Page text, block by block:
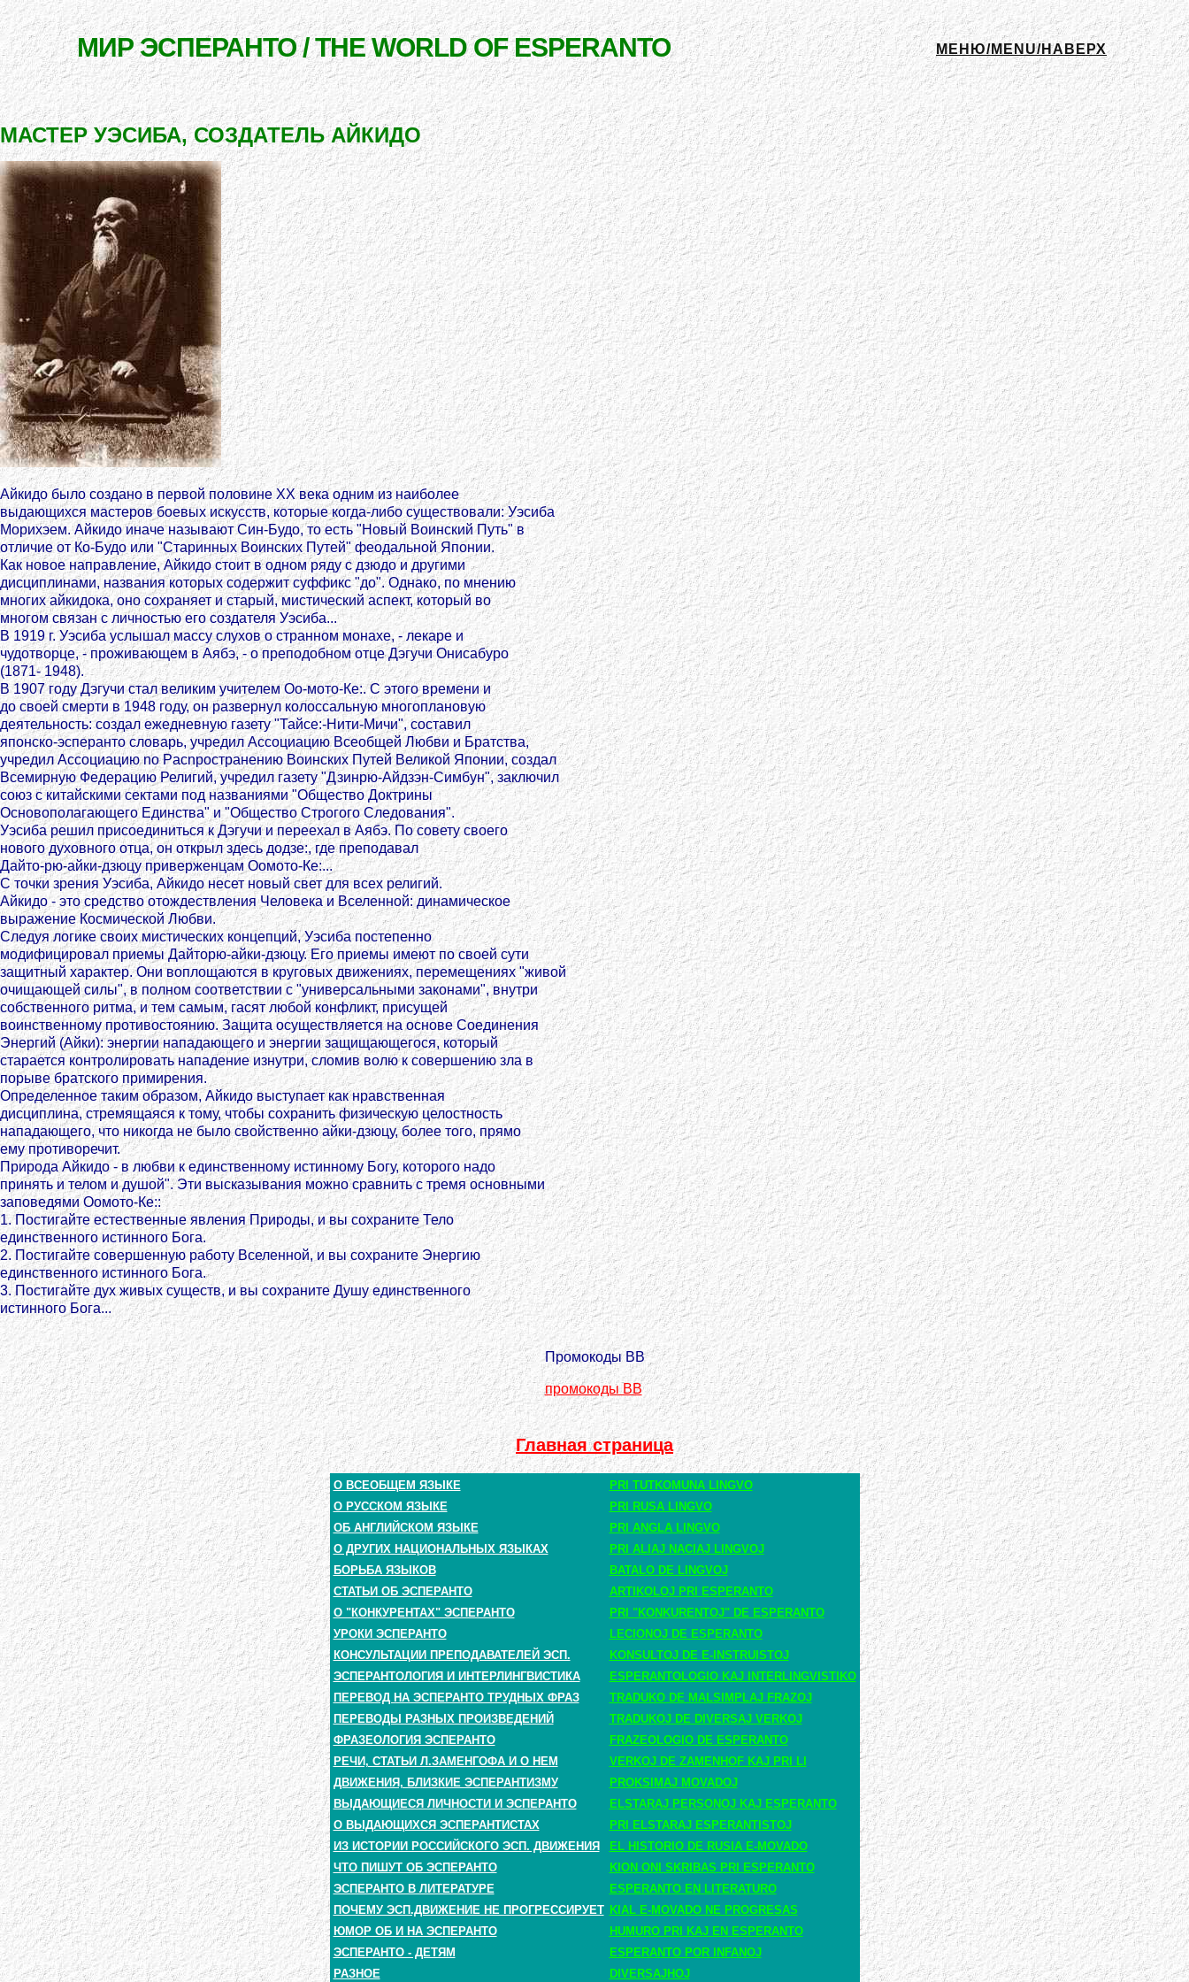
МИР ЭСПЕРАНТО / THE WORLD OF ESPERANTO МЕНЮ/MENU/НАВЕРХ
МАСТЕР УЭСИБА, СОЗДАТЕЛЬ АЙКИДО
Айкидо было создано в первой половине XX века одним из наиболее
выдающихся мастеров боевых искусств, которые когда-либо существовали: Уэсиба
Морихэем. Айкидо иначе называют Син-Будо, то есть "Новый Воинский Путь" в
отличие от Ко-Будо или "Старинных Воинских Путей" феодальной Японии.
Как новое направление, Айкидо стоит в одном ряду с дзюдо и другими
дисциплинами, названия которых содержит суффикс "до". Однако, по мнению
многих айкидока, оно сохраняет и старый, мистический аспект, который во
многом связан с личностью его создателя Уэсиба...
В 1919 г. Уэсиба услышал массу слухов о странном монахе, - лекаре и
чудотворце, - проживающем в Аябэ, - о преподобном отце Дэгучи Онисабуро
(1871- 1948).
В 1907 году Дэгучи стал великим учителем Оо-мото-Кe:. С этого времени и
до своей смерти в 1948 году, он развернул колоссальную многоплановую
деятельность: создал ежедневную газету "Тайсe:-Нити-Мичи", составил
японско-эсперанто словарь, учредил Ассоциацию Всеобщей Любви и Братства,
учредил Ассоциацию no Pacnpocтранению Воинских Путей Великой Японии, создал
Всемирную Федерацию Религий, учредил газету "Дзинрю-Айдзэн-Симбун", заключил
союз с китайскими сектами под названиями "Общество Доктрины
Основополагающего Единства" и "Общество Строгого Следования".
Уэсиба решил присоединиться к Дэгучи и переехал в Аябэ. По совету своего
нового духовного отца, он открыл здесь додзe:, где преподавал
Дайто-рю-айки-дзюцу приверженцам Оомото-Кe:...
С точки зрения Уэсиба, Айкидо несет новый свет для всех религий.
Айкидо - это средство отождествления Человека и Вселенной: динамическое
выражение Космической Любви.
Следуя логике своих мистических концепций, Уэсиба постепенно
модифицировал приемы Дайторю-айки-дзюцу. Его приемы имеют по своей сути
защитный характер. Они воплощаются в круговых движениях, перемещениях "живой
очищающей силы", в полном соответствии с "универсальными законами", внутри
собственного ритма, и тем самым, гасят любой конфликт, присущей
воинственному противостоянию. Защита осуществляется на основе Соединения
Энергий (Айки): энергии нападающего и энергии защищающегося, который
старается контролировать нападение изнутри, сломив волю к совершению зла в
порыве братского примирения.
Определенное таким образом, Айкидо выступает как нравственная
дисциплина, стремящаяся к тому, чтобы сохранить физическую целостность
нападающего, что никогда не было свойственно айки-дзюцу, более того, прямо
ему противоречит.
Природа Айкидо - в любви к единственному истинному Богу, которого надо
принять и телом и душой". Эти высказывания можно сравнить с тремя основными
заповедями Оомото-Кe::
1. Постигайте естественные явления Природы, и вы сохраните Тело
единственного истинного Бога.
2. Постигайте совершенную работу Вселенной, и вы сохраните Энергию
единственного истинного Бога.
3. Постигайте дух живых существ, и вы сохраните Душу единственного
истинного Бога...
Промокоды BB
промокоды BB
Главная страница
О ВСЕОБЩЕМ ЯЗЫКЕ
PRI TUTKOMUNA LINGVO
О РУССКОМ ЯЗЫКЕ
PRI RUSA LINGVO
ОБ АНГЛИЙСКОМ ЯЗЫКЕ
PRI ANGLA LINGVO
О ДРУГИХ НАЦИОНАЛЬНЫХ ЯЗЫКАХ
PRI ALIAJ NACIAJ LINGVOJ
БОРЬБА ЯЗЫКОВ
BATALO DE LINGVOJ
СТАТЬИ ОБ ЭСПЕРАНТО
ARTIKOLOJ PRI ESPERANTO
О "КОНКУРЕНТАХ" ЭСПЕРАНТО
PRI "KONKURENTOJ" DE ESPERANTO
УРОКИ ЭСПЕРАНТО
LECIONOJ DE ESPERANTO
КОНСУЛЬТАЦИИ ПРЕПОДАВАТЕЛЕЙ ЭСП.
KONSULTOJ DE E-INSTRUISTOJ
ЭСПЕРАНТОЛОГИЯ И ИНТЕРЛИНГВИСТИКА
ESPERANTOLOGIO KAJ INTERLINGVISTIKO
ПЕРЕВОД НА ЭСПЕРАНТО ТРУДНЫХ ФРАЗ
TRADUKO DE MALSIMPLAJ FRAZOJ
ПЕРЕВОДЫ РАЗНЫХ ПРОИЗВЕДЕНИЙ
TRADUKOJ DE DIVERSAJ VERKOJ
ФРАЗЕОЛОГИЯ ЭСПЕРАНТО
FRAZEOLOGIO DE ESPERANTO
РЕЧИ, СТАТЬИ Л.ЗАМЕНГОФА И О НЕМ
VERKOJ DE ZAMENHOF KAJ PRI LI
ДВИЖЕНИЯ, БЛИЗКИЕ ЭСПЕРАНТИЗМУ
PROKSIMAJ MOVADOJ
ВЫДАЮЩИЕСЯ ЛИЧНОСТИ И ЭСПЕРАНТО
ELSTARAJ PERSONOJ KAJ ESPERANTO
О ВЫДАЮЩИХСЯ ЭСПЕРАНТИСТАХ
PRI ELSTARAJ ESPERANTISTOJ
ИЗ ИСТОРИИ РОССИЙСКОГО ЭСП. ДВИЖЕНИЯ
EL HISTORIO DE RUSIA E-MOVADO
ЧТО ПИШУТ ОБ ЭСПЕРАНТО
KION ONI SKRIBAS PRI ESPERANTO
ЭСПЕРАНТО В ЛИТЕРАТУРЕ
ESPERANTO EN LITERATURO
ПОЧЕМУ ЭСП.ДВИЖЕНИЕ НЕ ПРОГРЕССИРУЕТ KIAL E-MOVADO NE PROGRESAS
ЮМОР ОБ И НА ЭСПЕРАНТО
HUMURO PRI KAJ EN ESPERANTO
ЭСПЕРАНТО - ДЕТЯМ
ESPERANTO POR INFANOJ
РАЗНОЕ
DIVERSAJHOJ